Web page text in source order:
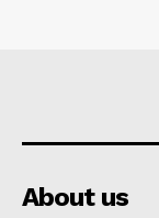
About us